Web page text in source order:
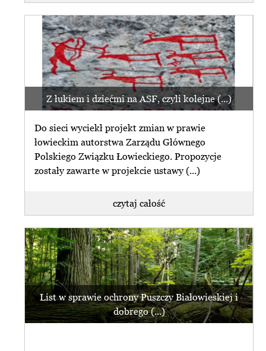
Z łukiem i dziećmi na ASF, czyli kolejne (...)
Do sieci wyciekł projekt zmian w prawie
łowieckim autorstwa Zarządu Głównego
Polskiego Związku Łowieckiego. Propozycje
zostały zawarte w projekcie ustawy (...)
czytaj całość
List w sprawie ochrony Puszczy Białowieskiej i
dobrego (...)